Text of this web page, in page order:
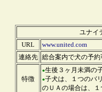
ユナ
URL
www.united.com
連絡先 総合案内で犬の予約
特徴
●生後３ヶ月未満の
●子犬は、１つのバ
のＵＡの場合は、１